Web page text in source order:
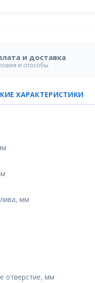
и доставка
и способы
ХАРАКТЕРИСТИКИ
мм
отверстие, мм